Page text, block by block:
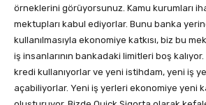
örneklerini görüyorsunuz. Kamu kurumları
mektupları kabul ediyorlar. Bunu banka
kullanılmasıyla ekonomiye katkısı, biz bu
iş insanlarının bankadaki limitleri boş
kredi kullanıyorlar ve yeni istihdam, yeni iş
açabiliyorlar. Yeni iş yerleri ekonomiye yeni